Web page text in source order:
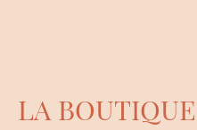
LA BOUTIQUE